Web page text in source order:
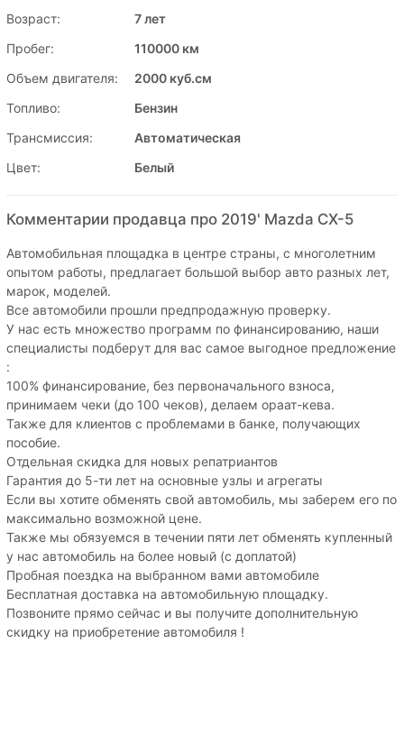
Возраст:
7 лет
Пробег:
110000 км
Объем двигателя:
2000 куб.см
Топливо:
Бензин
Трансмиссия:
Автоматическая
Цвет:
Белый
Комментарии продавца про 2019' Mazda CX-5
Автомобильная площадка в центре страны, с многолетним
опытом работы, предлагает большой выбор авто разных лет,
марок, моделей.
Все автомобили прошли предпродажную проверку.
У нас есть множество программ по финансированию, наши
специалисты подберут для вас самое выгодное предложение
:
100% финансирование, без первоначального взноса,
принимаем чеки (до 100 чеков), делаем ораат-кева.
Также для клиентов с проблемами в банке, получающих
пособие.
Отдельная скидка для новых репатриантов
Гарантия до 5-ти лет на основные узлы и агрегаты
Если вы хотите обменять свой автомобиль, мы заберем его по
максимально возможной цене.
Также мы обязуемся в течении пяти лет обменять купленный
у нас автомобиль на более новый (с доплатой)
Пробная поездка на выбранном вами автомобиле
Бесплатная доставка на автомобильную площадку.
Позвоните прямо сейчас и вы получите дополнительную
скидку на приобретение автомобиля !